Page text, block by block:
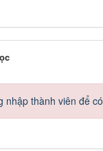
nhập thành viên để